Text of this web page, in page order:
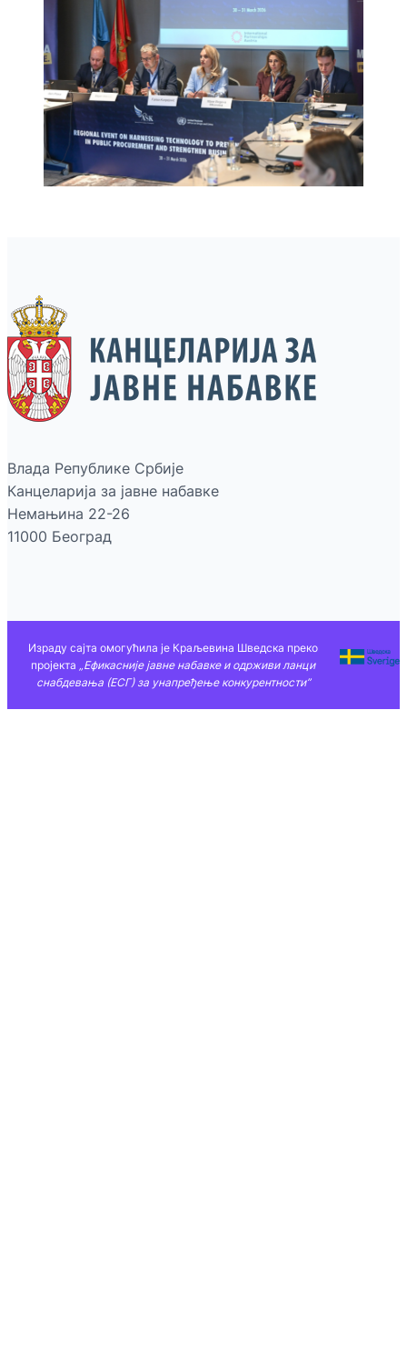
Влада Републике Србије
Канцеларија за јавне набавке
Немањина 22-26
11000 Београд
Израду сајта омогућила је Краљевина Шведска преко
пројекта „Ефикасније јавне набавке и одрживи ланци
снабдевања (ЕСГ) за унапређење конкурентности”